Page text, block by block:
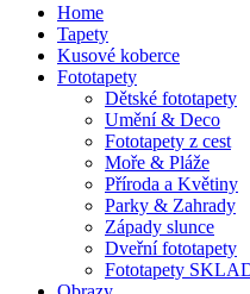
Home
Tapety
Kusové koberce
Fototapety
Dětské fototapety
Umění & Deco
Fototapety z cest
Moře & Pláže
Příroda a Květiny
Parky & Zahrady
Západy slunce
Dveřní fototapety
Fototapety